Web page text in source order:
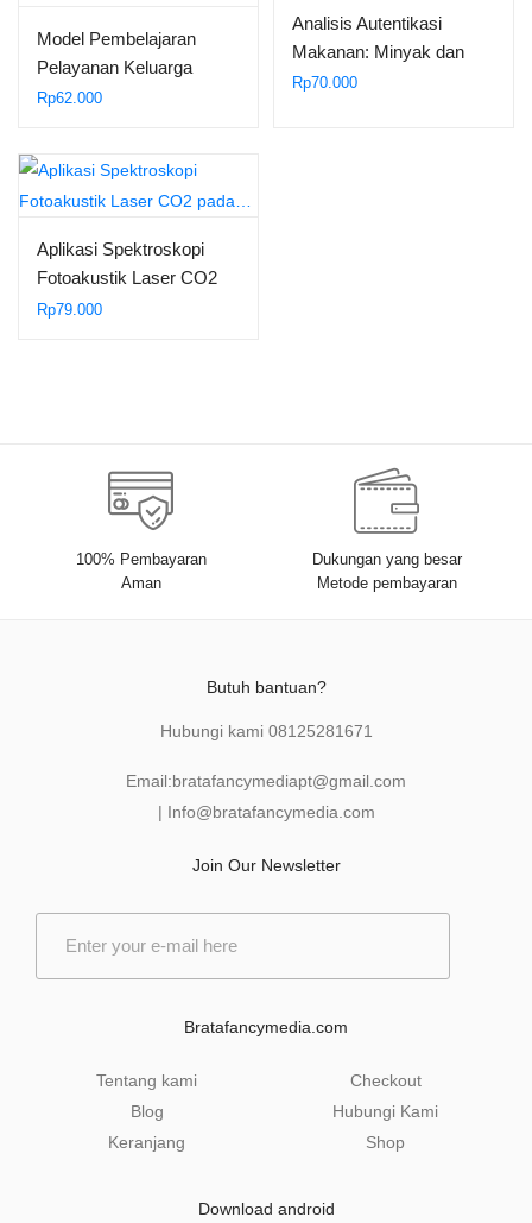
Model Pembelajaran
Pelayanan Keluarga
Berencana Terintegrasi:…
Rp62.000
Analisis Autentikasi
Makanan: Minyak dan
Lemak
Rp70.000
Aplikasi Spektroskopi
Fotoakustik Laser CO2
pada…
Rp79.000
100% Pembayaran
Aman
Dukungan yang besar
Metode pembayaran
Butuh bantuan?
Hubungi kami 08125281671
Email:bratafancymediapt@gmail.com
| Info@bratafancymedia .com
Join Our Newsletter
Bratafancymedia.com
Tentang kami
Blog
Keranjang
Checkout
Hubungi Kami
Shop
Download android